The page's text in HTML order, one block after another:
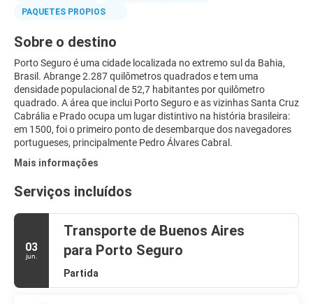
PAQUETES PROPIOS
Sobre o destino
Porto Seguro é uma cidade localizada no extremo sul da Bahia,
Brasil. Abrange 2.287 quilômetros quadrados e tem uma
densidade populacional de 52,7 habitantes por quilômetro
quadrado. A área que inclui Porto Seguro e as vizinhas Santa Cruz
Cabrália e Prado ocupa um lugar distintivo na história brasileira:
em 1500, foi o primeiro ponto de desembarque dos navegadores
portugueses, principalmente Pedro Álvares Cabral.
Mais informações
Serviços incluídos
03
jun.
Transporte de Buenos Aires
para Porto Seguro
Partida